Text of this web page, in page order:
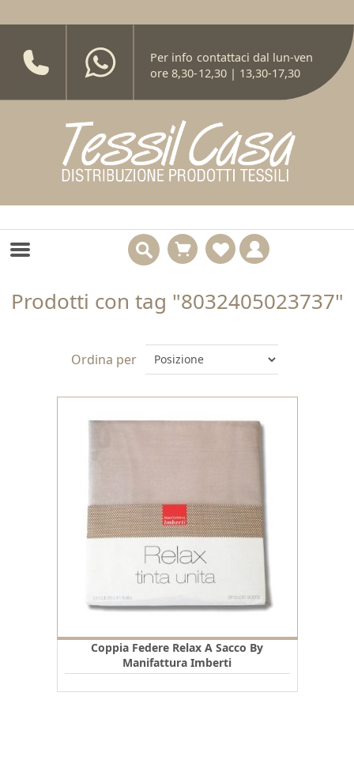
Per info contattaci dal lun-ven
ore 8,30-12,30 | 13,30-17,30
Prodotti con tag "8032405023737"
Ordina per
Coppia Federe Relax A Sacco By
Manifattura Imberti